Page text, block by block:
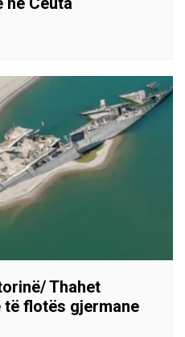
Thahet
të flotës gjermane